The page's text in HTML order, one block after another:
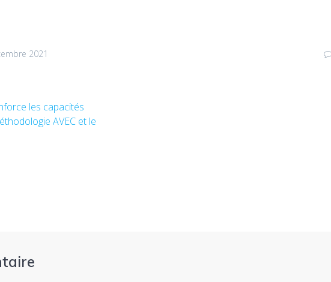
2021
les capacités
AVEC et le